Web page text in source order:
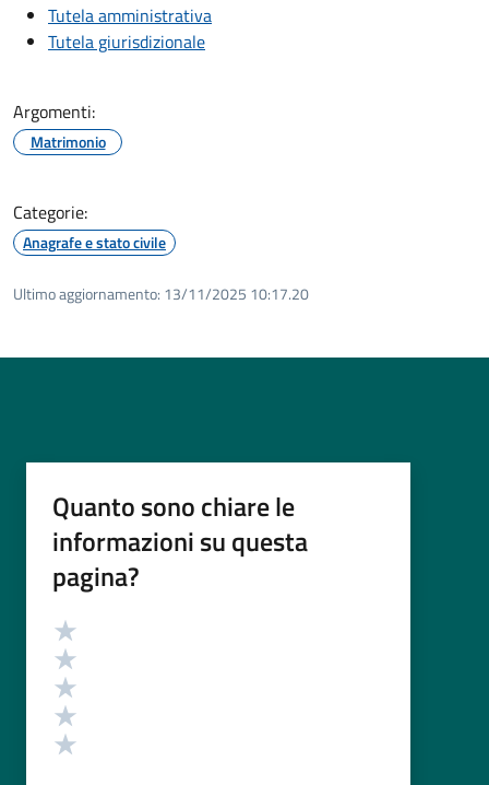
Tutela amministrativa
Tutela giurisdizionale
Argomenti:
Matrimonio
Categorie:
Anagrafe e stato civile
Ultimo aggiornamento: 13/11/2025 10:17.20
Quanto sono chiare le
informazioni su questa
pagina?
Valutazione